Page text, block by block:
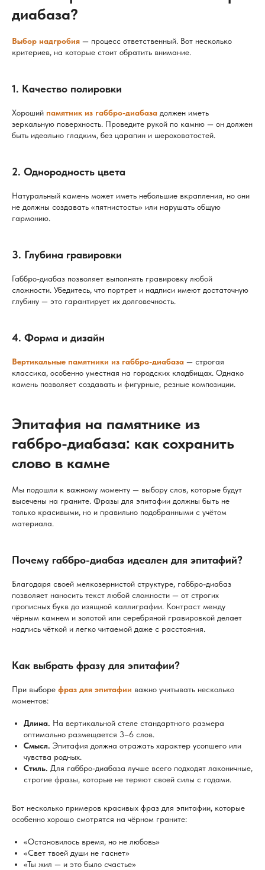
диабаза?
Выбор надгробия — процесс ответственный. Вот несколько
критериев, на которые стоит обратить внимание.
1. Качество полировки
Хороший памятник из габбро-диабаза должен иметь
зеркальную поверхность. Проведите рукой по камню — он должен
быть идеально гладким, без царапин и шероховатостей.
2. Однородность цвета
Натуральный камень может иметь небольшие вкрапления, но они
не должны создавать «пятнистость» или нарушать общую
гармонию.
3. Глубина гравировки
Габбро-диабаз позволяет выполнять гравировку любой
сложности. Убедитесь, что портрет и надписи имеют достаточную
глубину — это гарантирует их долговечность.
4. Форма и дизайн
Вертикальные памятники из габбро-диабаза — строгая
классика, особенно уместная на городских кладбищах. Однако
камень позволяет создавать и фигурные, резные композиции.
Эпитафия на памятнике из
габбро-диабаза: как сохранить
слово в камне
Мы подошли к важному моменту — выбору слов, которые будут
высечены на граните. Фразы для эпитафии должны быть не
только красивыми, но и правильно подобранными с учётом
материала.
Почему габбро-диабаз идеален для эпитафий?
Благодаря своей мелкозернистой структуре, габбро-диабаз
позволяет наносить текст любой сложности — от строгих
прописных букв до изящной каллиграфии. Контраст между
чёрным камнем и золотой или серебряной гравировкой делает
надпись чёткой и легко читаемой даже с расстояния.
Как выбрать фразу для эпитафии?
При выборе фраз для эпитафии важно учитывать несколько
моментов:
Длина. На вертикальной стеле стандартного размера
оптимально размещается 3–6 слов.
Смысл. Эпитафия должна отражать характер усопшего или
чувства родных.
Стиль. Для габбро-диабаза лучше всего подходят лаконичные,
строгие фразы, которые не теряют своей силы с годами.
Вот несколько примеров красивых фраз для эпитафии, которые
особенно хорошо смотрятся на чёрном граните:
«Остановилось время, но не любовь»
«Свет твоей души не гаснет»
«Ты жил — и это было счастье»